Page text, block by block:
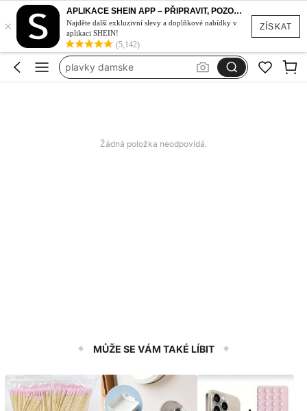
ZÍSKAT
×
APLIKACE SHEIN APP – PŘIPRAVIT, POZOR, STYL!
Najděte další exkluzivní slevy a doplňkové nabídky v
aplikaci SHEIN!
(5,142)
plavky
šaty
plavky damske
dámské šaty letní
Žádná položka neodpovídá.
MŮŽE SE VÁM TAKÉ LÍBIT